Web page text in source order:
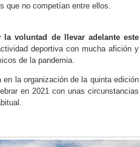
que no competían entre ellos.
voluntad de llevar adelante este
deportiva con mucha afición y
de la pandemia.
la organización de la quinta edición
en 2021 con unas circunstancias